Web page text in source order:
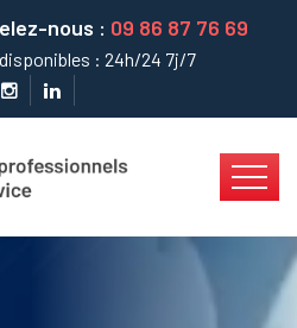
nous : 09 86 87 76 69
: 24h/24 7j/7